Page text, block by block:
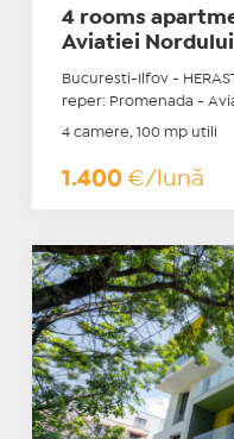
4 rooms
Aviatiei Nordului
Bucuresti-Ilfov -
reper: Promenada -
4 camere, 100 mp utili
1.400 €/lună